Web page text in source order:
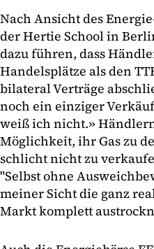
Nach Ansicht des
der Hertie School in
dazu führen, dass
Handelsplätze als den
bilateral Verträge
noch ein einziger
weiß ich nicht.»
Möglichkeit, ihr Gas zu
schlicht nicht zu
"Selbst ohne
meiner Sicht die ganz
Markt komplett